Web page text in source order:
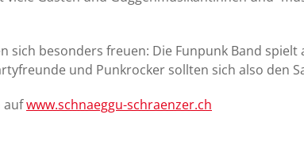
sich besonders freuen: Die Funpunk Band
und Punkrocker sollten sich also den
aufwww.schnaeggu-schraenzer.ch